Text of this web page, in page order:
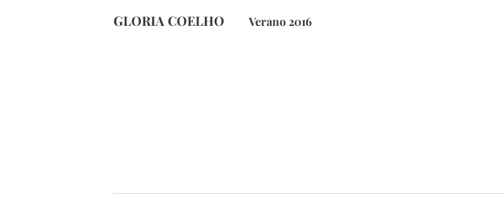
GLORIA COELHO Verano 2016